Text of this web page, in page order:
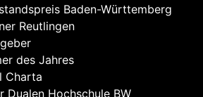
Baden-Württemberg
Reutlingen
des Jahres
Charta
Dualen Hochschule BW